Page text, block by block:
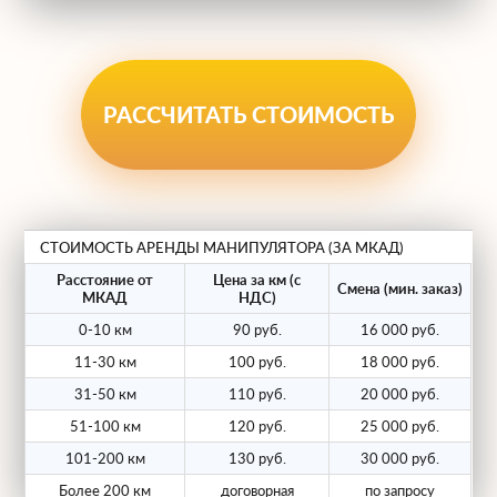
Грузоподъемность стрелы:
от 3 до 10
тонн.
Длина борта:
(позволяет перевозить длинномерные
Все автомобили оснащены
пневмоподвеской для бережной
перевозки чувствительных грузов и имеют
пропуска для въезда в центр Москвы.
Почему выгодно заказать у
нас?
РАССЧИТАТЬ СТОИМОСТЬ
СТОИМОСТЬ АРЕНДЫ МАНИПУЛЯТОРА (ЗА МКАД)
Расстояние от
МКАД
Цена за км (с
НДС)
Смена (мин. заказ)
0-10 км 90 руб.
16 000 руб.
11-30 км
100 руб.
18 000 руб.
31-50 км
110 руб.
20 000 руб.
51-100 км
120 руб.
25 000 руб.
101-200 км
130 руб.
30 000 руб.
Более 200 км
договорная по запросу